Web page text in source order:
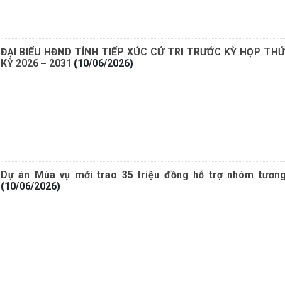
ĐẠI BIỂU HĐND TỈNH TIẾP XÚC CỬ TRI TRƯỚC KỲ HỌP
KỲ 2026 – 2031 (10/06/2026)
Dự án Mùa vụ mới trao 35 triệu đồng hỗ trợ nhóm
(10/06/2026)